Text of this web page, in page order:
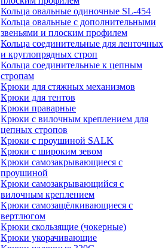
Кольца овальные одиночные SL-454
Кольца овальные с дополнительными
звеньями и плоским профилем
Кольца соединительные для ленточных
и круглопрядных строп
Кольца соединительные к цепным
стропам
Крюки для стяжных механизмов
Крюки для тентов
Крюки праварные
Крюки с вилочным креплением для
цепных стропов
Крюки с проушиной SALK
Крюки с широким зевом
Крюки самозакрывающиеся с
проушиной
Крюки самозакрывающийся с
вилочным креплением
Крюки самозащёлкивающиеся с
вертлюгом
Крюки скользящие (чокерные)
Крюки укорачивающие